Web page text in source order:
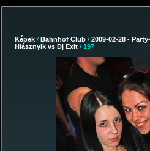
Képek / Bahnhof Club / 2009-02-28 -
Hlásznyik vs Dj Exit / 197